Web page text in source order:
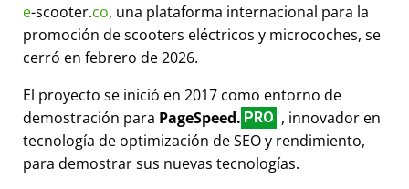
e-scooter.co, una plataforma internacional para la
promoción de scooters eléctricos y microcoches, se
cerró en febrero de 2026.
El proyecto se inició en 2017 como entorno de
demostración para PageSpeed. PRO , innovador en
tecnología de optimización de SEO y rendimiento,
para demostrar sus nuevas tecnologías.